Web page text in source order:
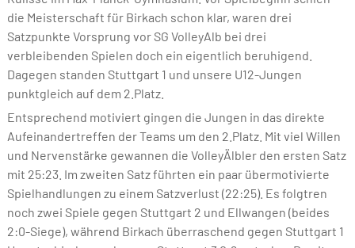
die Meisterschaft für Birkach schon klar, waren drei
Satzpunkte Vorsprung vor SG VolleyAlb bei drei
verbleibenden Spielen doch ein eigentlich beruhigend.
Dagegen standen Stuttgart 1 und unsere U12-Jungen
punktgleich auf dem 2.Platz.
Entsprechend motiviert gingen die Jungen in das direkte
Aufeinandertreffen der Teams um den 2.Platz. Mit viel Willen
und Nervenstärke gewannen die VolleyÄlbler den ersten Satz
mit 25:23. Im zweiten Satz führten ein paar übermotivierte
Spielhandlungen zu einem Satzverlust (22:25). Es folgtren
noch zwei Spiele gegen Stuttgart 2 und Ellwangen (beides
2:0-Siege), während Birkach überraschend gegen Stuttgart 1